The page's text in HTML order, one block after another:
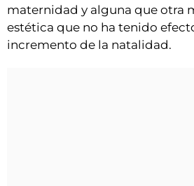
maternidad y alguna que otra
estética que no ha tenido
incremento de la natalidad.